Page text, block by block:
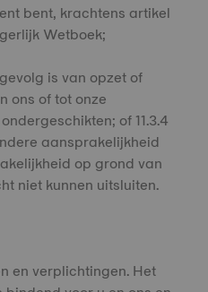
bent, krachtens artikel
Wetboek;
is van opzet of
ons of tot onze
of 11.3.4
aansprakelijkheid
op grond van
niet kunnen uitsluiten.
en verplichtingen. Het